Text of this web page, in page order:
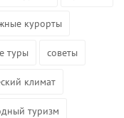
курорты
туры советы
климат
туризм